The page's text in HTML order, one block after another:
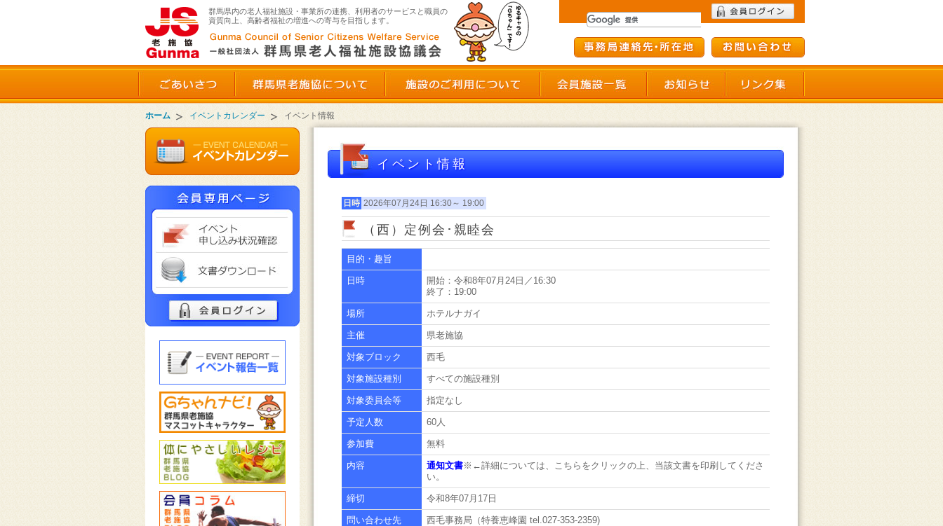
群馬県内の老人福祉施設・事業所の連携、利用者のサービスと職員の
資質向上、高齢者福祉の増進への寄与を目指します。
群馬県老人福祉施設協議会
ごあいさつ 群馬県老施協について 施設のご利用について 会員施設一覧 お知らせ
ホーム イベントカレンダー イベント情報
イベント情報
日時 2026年07月24日 16:30～ 19:00
（西）定例会･親睦会
目的・趣旨
日時
開始：令和8年07月24日／16:30
終了：19:00
場所 ホテルナガイ
主催 県老施協
対象ブロック 西毛
対象施設種別 すべての施設種別
対象委員会等 指定なし
予定人数 60人
参加費 無料
内容 通知文書※←詳細については、こちらをクリックの上、当該文書を印刷してくださ
い。
締切 令和8年07月17日
問い合わせ先 西毛事務局（特養恵峰園 tel.027-353-2359)
イベント申し込み状況確認
文書ダウンロード